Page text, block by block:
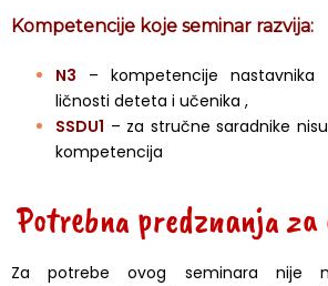
Kompetencije koje seminar razvija:
N3 – kompetencije nastavnika
ličnosti deteta i učenika ,
SSDU1 – za stručne saradnike
kompetencija
Potrebna predznanja za
Za potrebe ovog seminara nije